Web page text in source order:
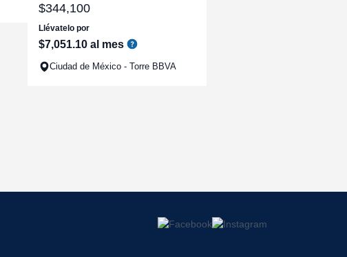
$344,100
Llévatelo por
$7,051.10 al mes
Ciudad de México - Torre BBVA